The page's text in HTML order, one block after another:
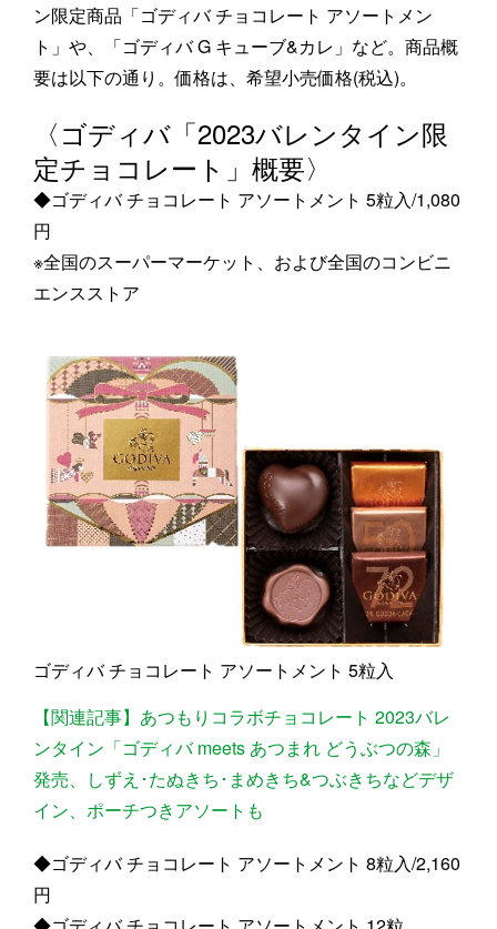
ン限定商品「ゴディバ チョコレート アソートメン
ト」や、「ゴディバ G キューブ&カレ」など。商品概
要は以下の通り。価格は、希望小売価格(税込)。
〈ゴディバ「2023バレンタイン限
定チョコレート」概要〉
◆ゴディバ チョコレート アソートメント 5粒入/1,080
円
※全国のスーパーマーケット、および全国のコンビニ
エンスストア
ゴディバ チョコレート アソートメント 5粒入
【関連記事】あつもりコラボチョコレート 2023バレ
ンタイン「ゴディバ meets あつまれ どうぶつの森」
発売、しずえ･たぬきち･まめきち&つぶきちなどデザ
イン、ポーチつきアソートも
◆ゴディバ チョコレート アソートメント 8粒入/2,160
円